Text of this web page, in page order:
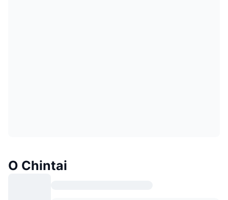
O Chintai